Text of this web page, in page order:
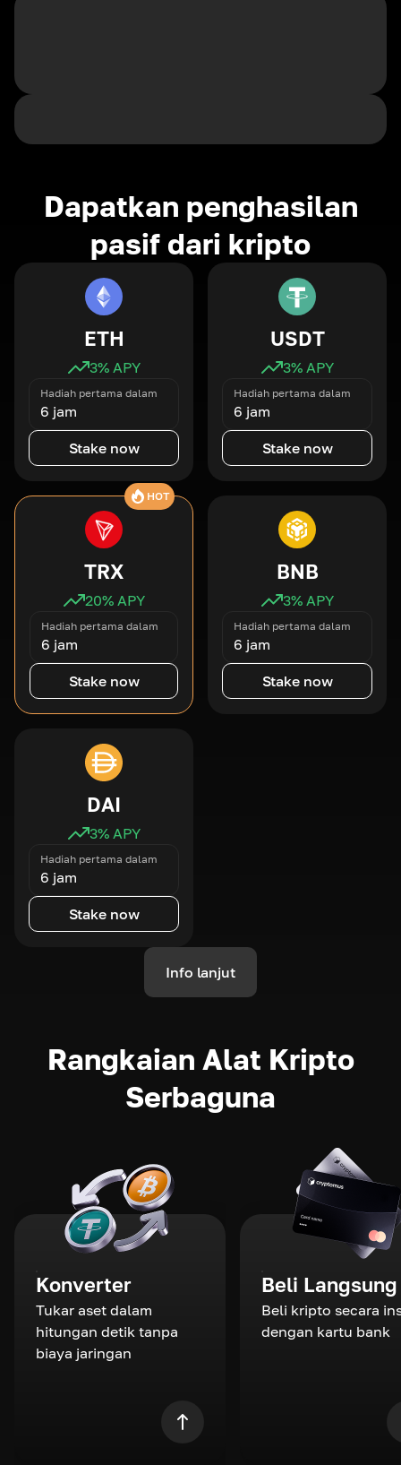
Dapatkan penghasilan
pasif dari kripto
ETH
3% APY
Hadiah pertama dalam
6 jam
Stake now
USDT
3% APY
Hadiah pertama dalam
6 jam
Stake now
HOT
TRX
20% APY
Hadiah pertama dalam
6 jam
Stake now
BNB
3% APY
Hadiah pertama dalam
6 jam
Stake now
DAI
3% APY
Hadiah pertama dalam
6 jam
Stake now
Info lanjut
Rangkaian Alat Kripto
Serbaguna
Konverter
Tukar aset dalam
hitungan detik tanpa
biaya jaringan
Beli Langsung
Beli kripto secara
dengan kartu bank